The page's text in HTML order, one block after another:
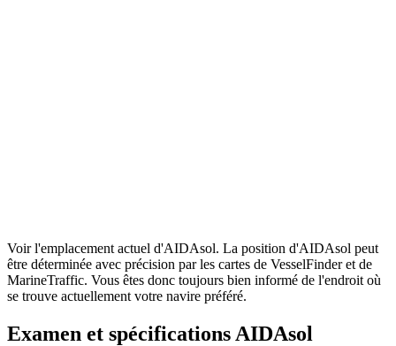
Voir l'emplacement actuel d'AIDAsol. La position d'AIDAsol peut
être déterminée avec précision par les cartes de VesselFinder et de
MarineTraffic. Vous êtes donc toujours bien informé de l'endroit où
se trouve actuellement votre navire préféré.
Examen et spécifications AIDAsol